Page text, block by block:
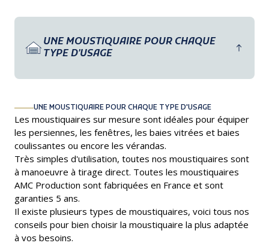
UNE MOUSTIQUAIRE POUR CHAQUE
TYPE D'USAGE
UNE MOUSTIQUAIRE POUR CHAQUE TYPE D'USAGE
Les moustiquaires sur mesure sont idéales pour équiper
les persiennes, les fenêtres, les baies vitrées et baies
coulissantes ou encore les vérandas.
Très simples d'utilisation, toutes nos moustiquaires sont
à manoeuvre à tirage direct. Toutes les moustiquaires
AMC Production sont fabriquées en France et sont
garanties 5 ans.
Il existe plusieurs types de moustiquaires, voici tous nos
conseils pour bien choisir la moustiquaire la plus adaptée
à vos besoins.